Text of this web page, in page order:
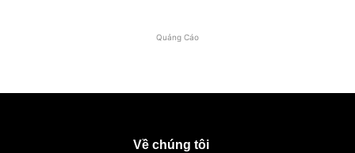
Quảng Cáo
Về chúng tôi